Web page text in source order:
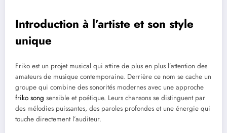
Introduction à l’artiste et son style
unique
Friko est un projet musical qui attire de plus en plus l’attention des
amateurs de musique contemporaine. Derrière ce nom se cache un
groupe qui combine des sonorités modernes avec une approche
friko song sensible et poétique. Leurs chansons se distinguent par
des mélodies puissantes, des paroles profondes et une énergie qui
touche directement l’auditeur.